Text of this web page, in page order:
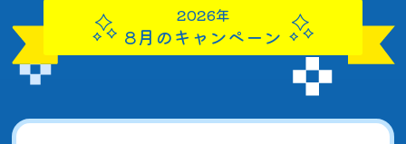
2026年
8月のキャンペーン